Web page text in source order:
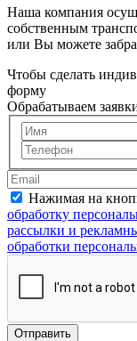
Наша компания
собственным
или Вы можете
Чтобы сделать
форму
Обрабатываем
Нажимая на
обработку
рассылки и
обработки
Отправить